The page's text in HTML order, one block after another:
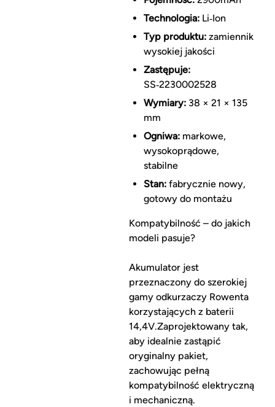
Technologia:Li‑Ion
Typ produktu:zamiennik
wysokiej jakości
Zastępuje:
SS‑2230002528
Wymiary:38 × 21 × 135
mm
Ogniwa:markowe,
wysokoprądowe,
stabilne
Stan:fabrycznie nowy,
gotowy do montażu
Kompatybilność – do jakich
modeli pasuje?
Akumulator jest
przeznaczony do szerokiej
gamy odkurzaczy Rowenta
korzystających z baterii
14,4V.Zaprojektowany tak,
aby idealnie zastąpić
oryginalny pakiet,
zachowując pełną
kompatybilność elektryczną
i mechaniczną.